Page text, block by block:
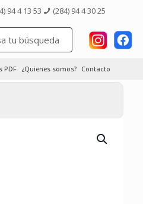
94 4 13 53 (284) 94 4 30 25
PDF ¿Quienes somos? Contacto